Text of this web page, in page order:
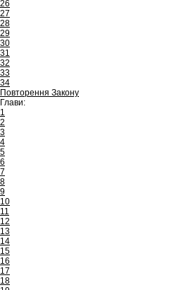
26
27
28
29
30
31
32
33
34
Повторення Закону
Глави:
1
2
3
4
5
6
7
8
9
10
11
12
13
14
15
16
17
18